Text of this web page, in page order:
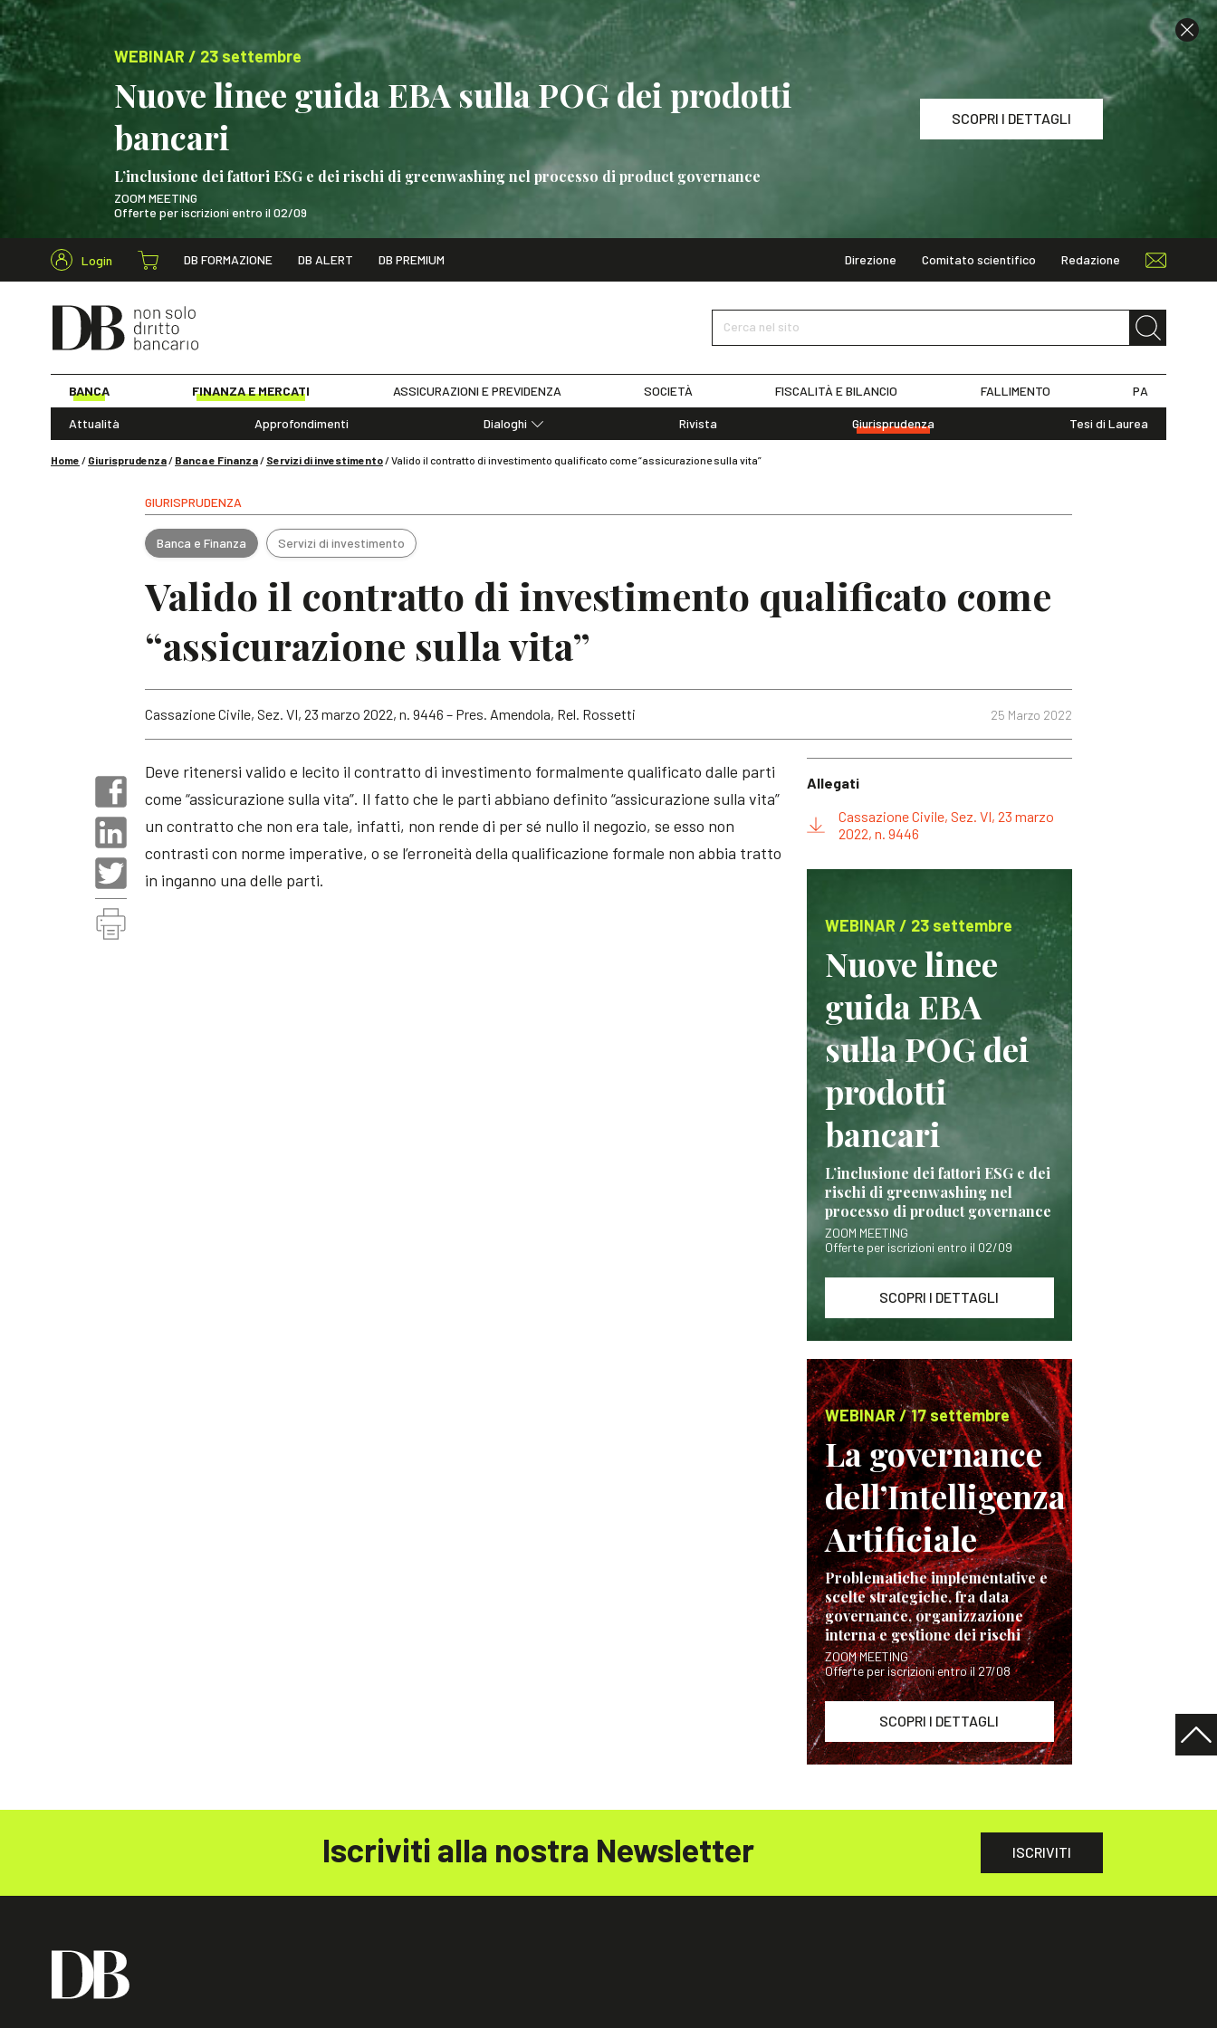
WEBINAR / 23 settembre
Nuove linee guida EBA sulla POG dei prodotti
bancari
L’inclusione dei fattori ESG e dei rischi di greenwashing nel processo di product governance
ZOOM MEETING
Offerte per iscrizioni entro il 02/09
SCOPRI I DETTAGLI
WEBINAR / 23 settembre Nuove linee guida EBA sulla POG dei prodotti bancari SCOPRI I DETTAGLI
Login DB FORMAZIONE DB ALERT DB PREMIUM Direzione Comitato scientifico Redazione
Cerca nel sito
Cerca nel sito
BANCA FINANZA E MERCATI ASSICURAZIONI E PREVIDENZA SOCIETÀ FISCALITÀ E BILANCIO FALLIMENTO PA
Attualità Approfondimenti
Dialoghi
Rivista Giurisprudenza Tesi di Laurea
Home / Giurisprudenza/ Banca e Finanza/ Servizi di investimento/Valido il contratto di investimento qualificato come “assicurazione sulla vita”
GIURISPRUDENZA
Banca e Finanza Servizi di investimento
Valido il contratto di investimento qualificato come
“assicurazione sulla vita”
25 Marzo 2022
Cassazione Civile, Sez. VI, 23 marzo 2022, n. 9446 – Pres. Amendola, Rel. Rossetti
Deve ritenersi valido e lecito il contratto di investimento formalmente qualificato dalle parti
come “assicurazione sulla vita”. Il fatto che le parti abbiano definito “assicurazione sulla vita”
un contratto che non era tale, infatti, non rende di per sé nullo il negozio, se esso non
contrasti con norme imperative, o se l’erroneità della qualificazione formale non abbia tratto
in inganno una delle parti.
Allegati
Cassazione Civile, Sez. VI, 23 marzo
2022, n. 9446
WEBINAR / 23 settembre
Nuove linee
guida EBA
sulla POG dei
prodotti
bancari
L’inclusione dei fattori ESG e dei
rischi di greenwashing nel
processo di product governance
ZOOM MEETING
Offerte per iscrizioni entro il 02/09
SCOPRI I DETTAGLI
WEBINAR / 17 settembre
La governance
dell’Intelligenza
Artificiale
Problematiche implementative e
scelte strategiche, fra data
governance, organizzazione
interna e gestione dei rischi
ZOOM MEETING
Offerte per iscrizioni entro il 27/08
SCOPRI I DETTAGLI
Iscriviti alla nostra Newsletter ISCRIVITI